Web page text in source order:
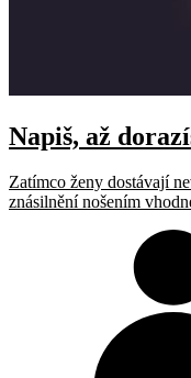
Napiš, až
Zatímco ženy dostávají
znásilnění nošením